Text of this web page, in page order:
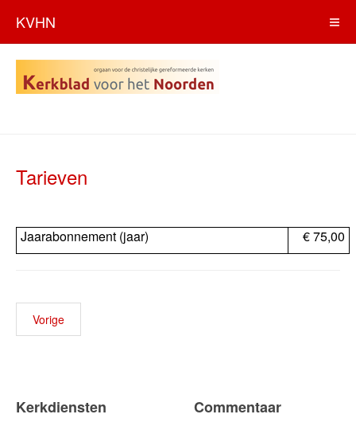
KVHN
Tarieven
Jaarabonnement (jaar) € 75,00
Vorige
Kerkdiensten Commentaar